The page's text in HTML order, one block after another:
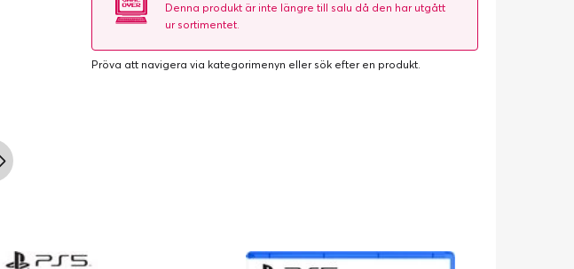
Denna produkt är inte längre till salu då den har utgått
ur sortimentet.
Pröva att navigera via kategorimenyn eller sök efter en produkt.